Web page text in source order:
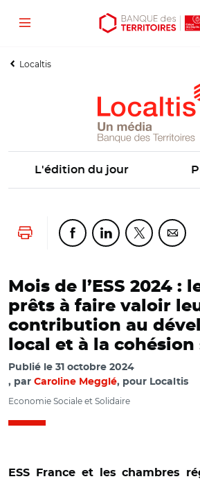
Aller
contenu
Aller
menu
Ouvrir
outils
Menu
Localtis
L'édition du jour
Lancer l'impressionPartager cette page sur
Partager cette
Partager
Mois de l’ESS 2024 :
prêts à faire valoir
contribution au
local et à la cohésion
Publié le 31 octobre 2024
par Caroline Megglé, pour Localtis
Economie Sociale et Solidaire
ESS France et les chambres